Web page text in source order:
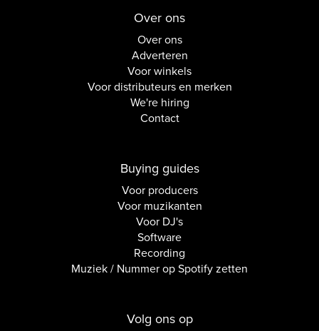
Over ons
Over ons
Adverteren
Voor winkels
Voor distributeurs en merken
We're hiring
Contact
Buying guides
Voor producers
Voor muzikanten
Voor DJ's
Software
Recording
Muziek / Nummer op Spotify zetten
Volg ons op